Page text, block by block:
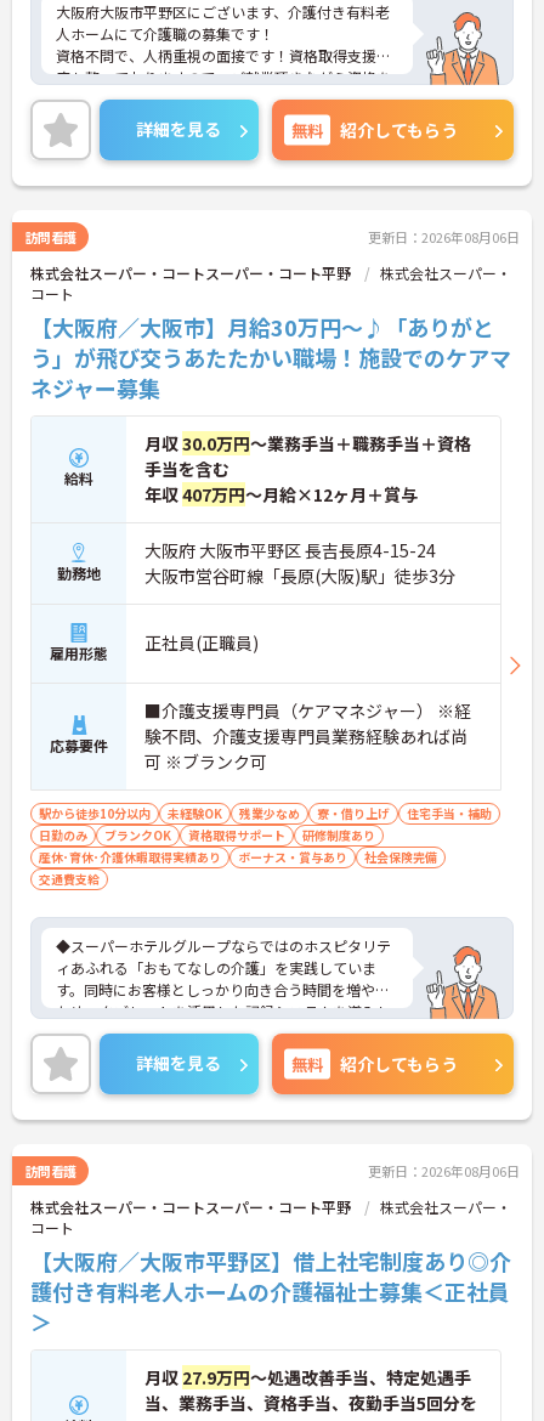
大阪府大阪市平野区にございます、介護付き有料老
人ホームにて介護職の募集です！
資格不問で、人柄重視の面接です！資格取得支援制
度も整っておりますので、ご就業頂きながら資格を
取得頂けます♪
また、ICTを積極的に導入し、業務効率を図っており
ます◎
ご興味のある方は、マイナビ介護職までお問い合わ
せください。
詳細を見る 無料 紹介してもらう
訪問看護 更新日：2026年08月06日
株式会社スーパー・コートスーパー・コート平野
株式会社スーパー・
コート
【大阪府／大阪市】月給30万円～♪「ありがと
う」が飛び交うあたたかい職場！施設でのケアマ
ネジャー募集
給料
月収30.0万円～業務手当＋職務手当＋資格
手当を含む
年収407万円～月給×12ヶ月＋賞与
勤務地
大阪府 大阪市平野区 長吉長原4-15-24
大阪市営谷町線「長原(大阪)駅」徒歩3分
雇用形態 正社員(正職員)
応募要件
■介護支援専門員（ケアマネジャー） ※経
験不問、介護支援専門員業務経験あれば尚
可 ※ブランク可
駅から徒歩10分以内 未経験OK 残業少なめ 寮・借り上げ
住宅手当・補助
日勤のみ
ブランクOK 資格取得サポート
研修制度あり
産休･育休･介護休暇取得実績あり
ボーナス・賞与あり
社会保険完備
交通費支給
◆スーパーホテルグループならではのホスピタリテ
ィあふれる「おもてなしの介護」を実践していま
す。同時にお客様としっかり向き合う時間を増やす
ため、タブレットを活用した記録システムを導入し
て業務の効率化も進めています。お客様一人ひとり
の人生に深く寄り添えるやりがいのあるお仕事で
す。
◆部署や施設を超えてスタッフ同士で「ありがと
う」のバッジを送り合える「サンクスバッジ」制度
が行き交うほど活発で、日々の感謝を大切にする文
化が根付いています。風通しが良く親身になってく
れる仲間が多いので、壁にぶつかっても安心して相
談できるあたたかい雰囲気です。
◆プロの介護集団を目指す独自の介護技術認定制度
「ケアマイスター」あり！また半年に1回「目標管
理シート」を作成し、月に1回上司と面談を行うこ
詳細を見る 無料 紹介してもらう
訪問看護 更新日：2026年08月06日
株式会社スーパー・コートスーパー・コート平野
株式会社スーパー・
コート
【大阪府／大阪市平野区】借上社宅制度あり◎介
護付き有料老人ホームの介護福祉士募集＜正社員
＞
月収 27.9万円～処遇改善手当、特定処遇手
当、業務手当、資格手当、夜勤手当5回分を